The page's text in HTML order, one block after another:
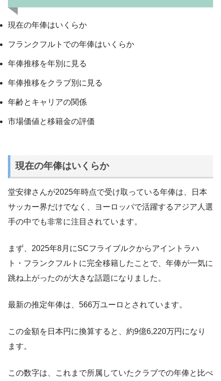
現在の年俸はいくらか
フランクフルトでの年俸はいくらか
年俸推移を年別に見る
年俸推移をクラブ別に見る
年齢とキャリアの関係
市場価値と移籍金の評価
現在の年俸はいくらか
堂安律さんが2025年時点で受け取っている年俸は、日本
サッカー界だけでなく、ヨーロッパで活躍するアジア人選
手の中でも非常に注目されています。
まず、2025年8月にSCフライブルクからアイントラハ
ト・フランクフルトに完全移籍したことで、年俸が一気に
跳ね上がったのが大きな話題になりました。
最新の推定年俸は、566万ユーロとされています。
この金額を日本円に換算すると、約9億6,220万円になり
ます。
この数字は、これまで所属していたクラブでの年俸と比べ